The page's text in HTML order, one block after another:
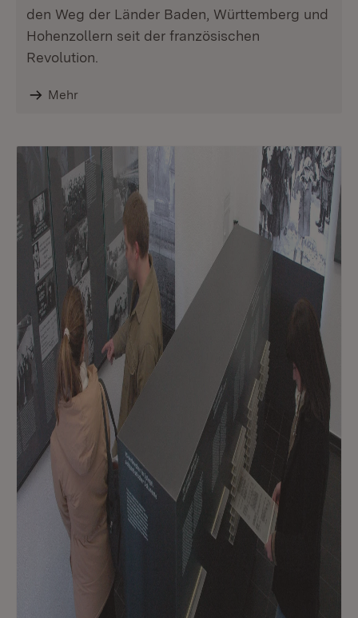
den Weg der Länder Baden, Württemberg und
Hohenzollern seit der französischen
Revolution.
Mehr